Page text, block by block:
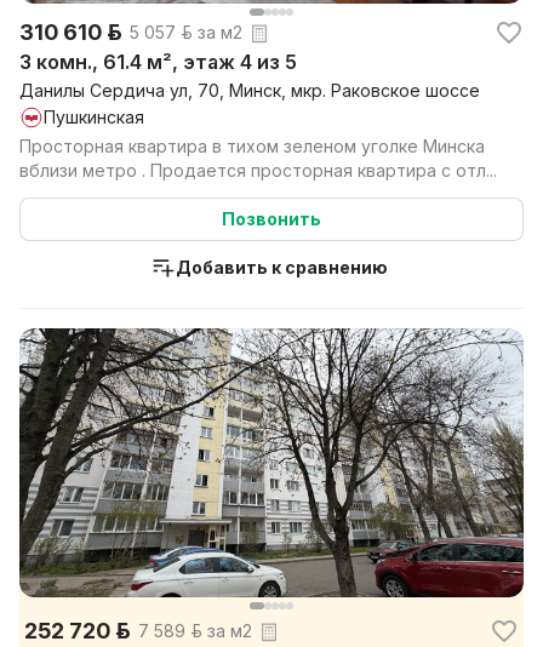
310 610 р. 5 057 р. за м2
3 комн., 61.4 м², этаж 4 из 5
Данилы Сердича ул, 70, Минск, мкр. Раковское шоссе
Пушкинская
Просторная квартира в тихом зеленом уголке Минска
вблизи метро . Продается просторная квартира с отл...
Позвонить
Добавить к сравнению
252 720 р. 7 589 р. за м2